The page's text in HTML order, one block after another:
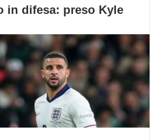
in difesa: preso Kyle